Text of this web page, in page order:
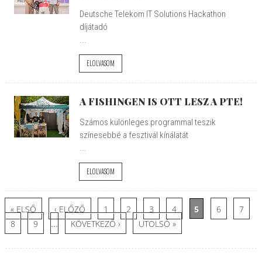
Deutsche Telekom IT Solutions Hackathon
díjátadó
...
ELOLVASOM
A FISHINGEN IS OTT LESZ A PTE!
Számos különleges programmal teszik
színesebbé a fesztivál kínálatát
...
ELOLVASOM
Oldalak
« ELSŐ ‹ ELŐZŐ 1 2 3 4 5 6
7
8
9 … KÖVETKEZŐ › UTOLSÓ »